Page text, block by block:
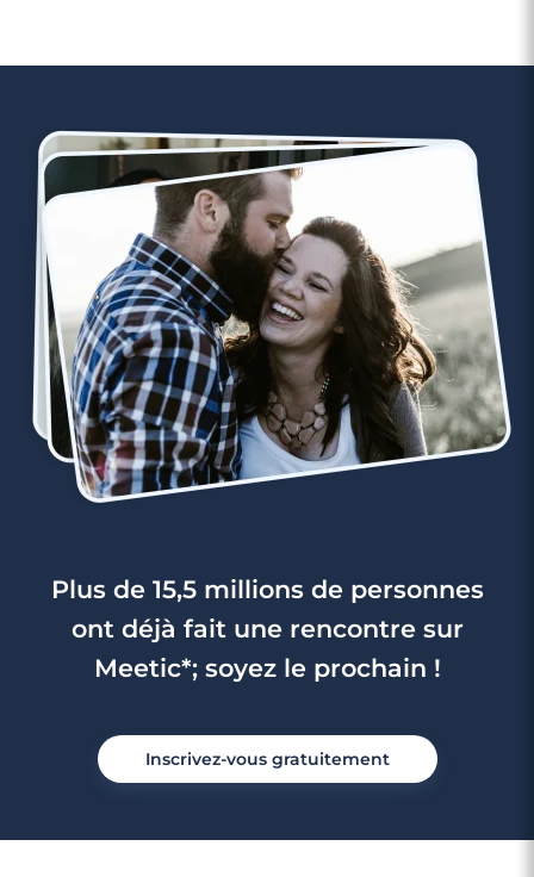
Plus de 15,5 millions de personnes
ont déjà fait une rencontre sur
Meetic*; soyez le prochain !
Inscrivez-vous gratuitement